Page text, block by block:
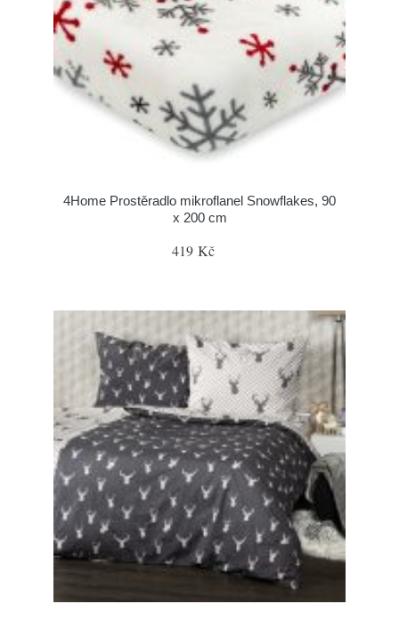
4Home Prostěradlo mikroflanel Snowflakes, 90
x 200 cm
419 Kč